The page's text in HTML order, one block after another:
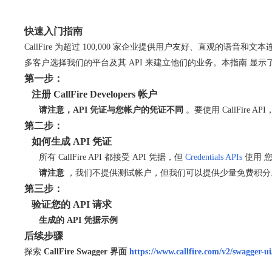
快速入门指南
CallFire 为超过 100,000 家企业提供用户友好、直观的语音和文
多客户选择我们的平台及其 API 来建立他们的业务。本指南 显示
第一步：
注册 CallFire Developers 帐户
请注意，API 凭证与您帐户的凭证不同 。要使用 CallFire API
第二步：
如何生成 API 凭证
所有 CallFire API 都接受 API 凭据，但 Credentials APIs 使用
请注意
，我们不提供测试帐户，但我们可以提供少量免费积
第三步：
验证您的 API 请求
生成的 API 凭据示例
后续步骤
探索 CallFire Swagger 界面 https://www.callfire.com/v2/swagger-